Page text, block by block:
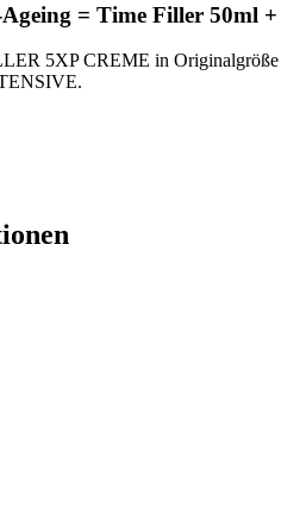
= Time Filler 50ml
5XP CREME in